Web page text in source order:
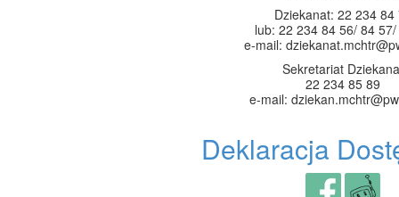
Dziekanat: 22 234 84
lub: 22 234 84 56/ 84
e-mail:
Sekretariat
22 234 85 89
e-mail:
Deklaracja